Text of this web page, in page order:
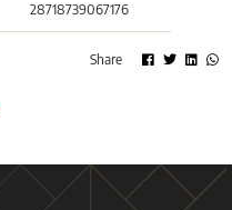
28718739067176
Share